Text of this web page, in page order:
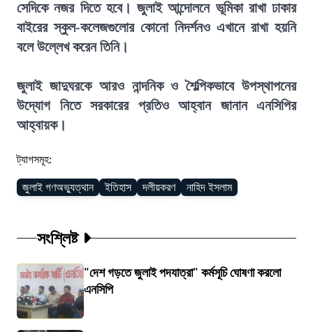
সেদিকে নজর দিতে হবে। জুলাই আন্দোলনে ভূমিকা রাখা ঢাকার
বাইরের স্কুল-কলেজগুলোর কোনো নিদর্শনও এখানে রাখা হয়নি
বলে উল্লেখ করেন তিনি।
জুলাই জাদুঘরকে আরও নান্দনিক ও শৈল্পিকভাবে উপস্থাপনের
উদ্যোগ নিতে সরকারের প্রতিও আহ্বান জানান এনসিপির
আহ্বায়ক।
ট্যাগসমূহ:
জুলাই গণঅভ্যুত্থান ইতিহাস দলীয়করণ নাহিদ ইসলাম
সংশ্লিষ্ট
"দেশ গড়তে জুলাই পদযাত্রা" কর্মসূচি ঘোষণা করলো
এনসিপি